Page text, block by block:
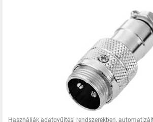
Használják adatgyűjtési rendszerekben,